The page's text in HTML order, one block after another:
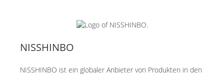
NISSHINBO
NISSHINBO ist ein globaler Anbieter von Produkten in den